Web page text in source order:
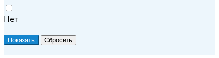
Нет